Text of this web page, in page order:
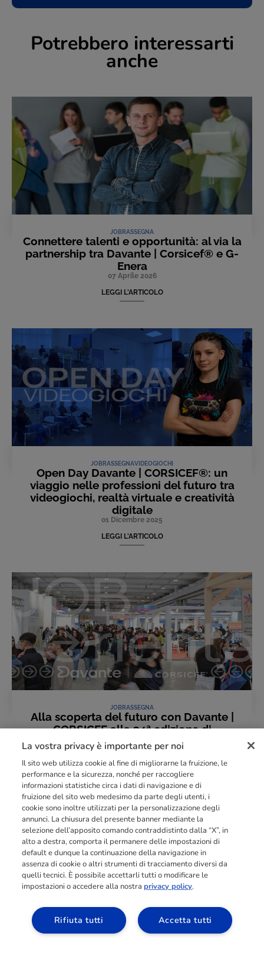
Potrebbero interessarti
anche
JOBRASSEGNA
Connettere talenti e opportunità: al via la
partnership tra Davante | Corsicef® e G-
Enera
07 Aprile 2026
LEGGI L'ARTICOLO
JOBRASSEGNAVIDEOGIOCHI
Open Day Davante | CORSICEF®: un
viaggio nelle professioni del futuro tra
videogiochi, realtà virtuale e creatività
digitale
01 Dicembre 2025
LEGGI L'ARTICOLO
JOBRASSEGNA
Alla scoperta del futuro con Davante |
CORSICEF alla 34ª edizione di
JOB&Orienta Verona
07 Novembre 2025
LEGGI L'ARTICOLO
Punto di riferimento didimensione europeanellaformazione
professionale orientata al mercato del lavoro con più di140.000 studenti
raggiunti e formati all’anno tra Spagna, Portogallo e Italia.
03211992123
SCOPRI I NOSTRI CORSI
La vostra privacy è importante per noi
Il sito web utilizza cookie al fine di migliorarne la fruizione, le
performance e la sicurezza, nonché per raccogliere
informazioni statistiche circa i dati di navigazione e di
fruizione del sito web medesimo da parte degli utenti, i
cookie sono inoltre utilizzati per la personalizzazione degli
annunci. La chiusura del presente banner mediante la
selezione dell’apposito comando contraddistinto dalla “X”, in
alto a destra, comporta il permanere delle impostazioni di
default e dunque la continuazione della navigazione in
assenza di cookie o altri strumenti di tracciamento diversi da
quelli tecnici. È possibile accettarli tutti o modificare le
impostazioni o accedere alla nostraprivacy policy.
Accetta tutti
Rifiuta tutti